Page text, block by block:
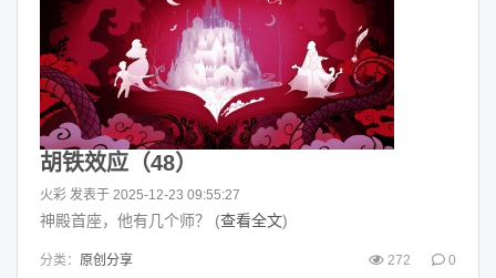
胡铁效应（48）
火彩 发表于 2025-12-23 09:55:27
神殿首座，他有几个师？ (查看全文)
分类： 原创分享 272 0